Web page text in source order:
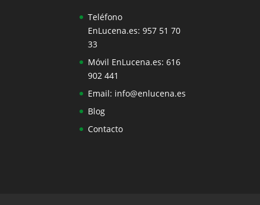
Teléfono
EnLucena.es: 957 51 70
33
Móvil EnLucena.es:616
902 441
Email: info@enlucena.es
Blog
Contacto